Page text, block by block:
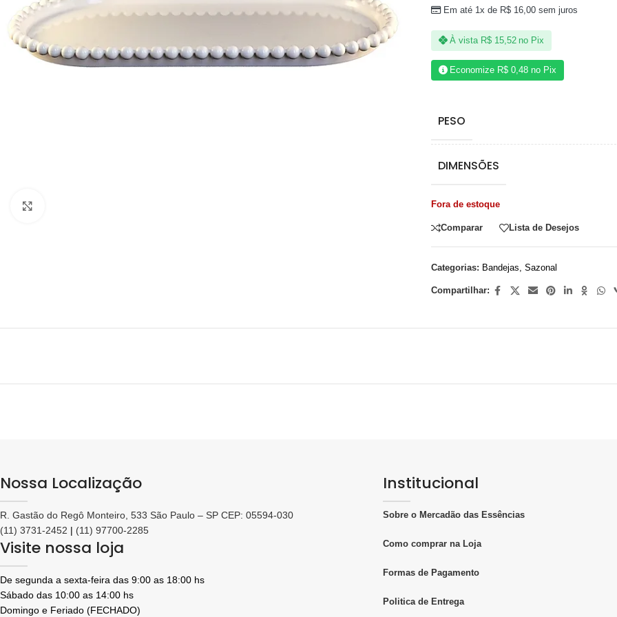
Em até 1x de R$ 16,00 sem juros
À vista R$15,52 no Pix
Economize R$ 0,48 no Pix
PESO
DIMENSÕES
Fora de estoque
Comparar Lista de Desejos
Categorias: Bandejas Sazonal
Compartilhar:
Nossa Localização
R. Gastão do Regô Monteiro, 533 São Paulo – SP CEP: 05594-030
(11) 3731-2452 | (11) 97700-2285
Visite nossa loja
De segunda a sexta-feira das 9:00 as 18:00 hs
Sábado das 10:00 as 14:00 hs
Domingo e Feriado (FECHADO)
Institucional
Sobre o Mercadão das Essências
Como comprar na Loja
Formas de Pagamento
Politica de Entrega